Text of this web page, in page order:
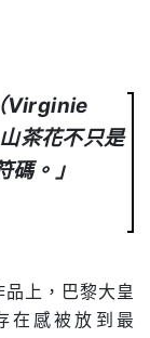
Virginie
茶花不只是
。」
上，巴黎大皇
在感被放到最